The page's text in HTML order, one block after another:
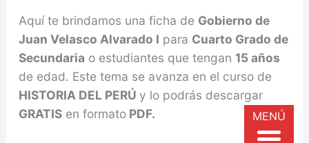
Aquí te brindamos una ficha de Gobierno de
Juan Velasco Alvarado I para Cuarto Grado de
Secundaria o estudiantes que tengan 15 años
de edad. Este tema se avanza en el curso de
HISTORIA DEL PERÚ y lo podrás descargar
GRATISen formatoPDF. MENÚ